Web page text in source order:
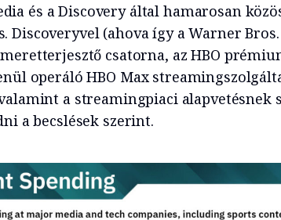
és a Discovery által hamarosan
Discoveryvel (ahova így a Warner
csatorna, az HBO
operáló HBO Max
a streamingpiaci alapvetésnek
a becslések szerint.